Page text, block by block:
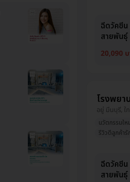
ฉีดวัคซีน
สายพันธุ์
20,090
โรงพย
อยู่ มีนบุรี, ใ
นวัตกรรมให
รีวิวดีลูกค้ารั
ฉีดวัคซีน
สายพันธุ์